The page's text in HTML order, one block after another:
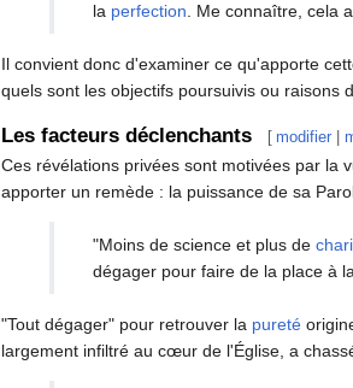
la perfection . Me connaître, cela
Il convient donc d'examiner ce qu'apporte
quels sont les objectifs poursuivis ou raisons
Les facteurs déclenchants [ modifier |
Ces révélations privées sont motivées par la
apporter un remède : la puissance de sa
"Moins de science et plus de
dégager pour faire de la place à
"Tout dégager" pour retrouver la pureté
largement infiltré au cœur de l'Église, a